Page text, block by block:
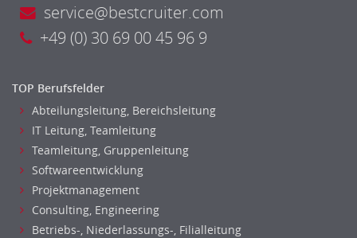
service@bestcruiter.com
+49 (0) 30 69 00 45 96 9
TOP Berufsfelder
Abteilungsleitung, Bereichsleitung
IT Leitung, Teamleitung
Teamleitung, Gruppenleitung
Softwareentwicklung
Projektmanagement
Consulting, Engineering
Betriebs-, Niederlassungs-, Filialleitung